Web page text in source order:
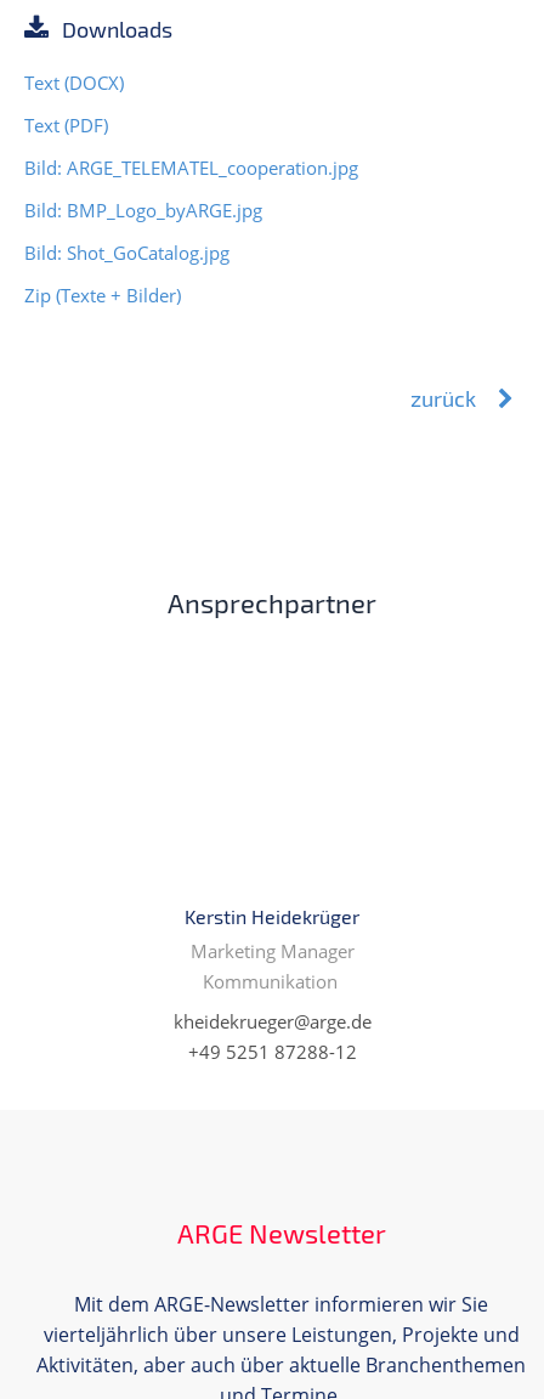
Downloads
Text (DOCX)
Text (PDF)
Bild: ARGE_TELEMATEL_cooperation.jpg
Bild: BMP_Logo_byARGE.jpg
Bild: Shot_GoCatalog.jpg
Zip (Texte + Bilder)
zurück
Ansprechpartner
Kerstin Heidekrüger
Marketing Manager
Kommunikation
kheidekrueger@arge.de
+49 5251 87288-12
ARGE Newsletter
Mit dem ARGE-Newsletter informieren wir Sie
vierteljährlich über unsere Leistungen, Projekte und
Aktivitäten, aber auch über aktuelle Branchenthemen